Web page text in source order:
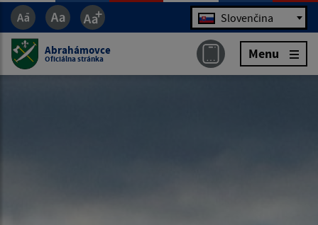
Jazyk Slovenčina
Abrahámovce
Oficiálna stránka Menu